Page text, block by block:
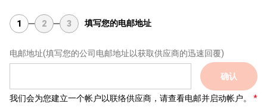
1 2 3 填写您的电邮地址
电邮地址(填写您的公司电邮地址以获取供应商的迅速回覆)
确认
我们会为您建立一个帐户以联络供应商，请查看电邮并启动帐户。